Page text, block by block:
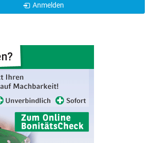
Anmelden